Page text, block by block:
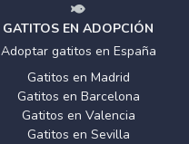
GATITOS EN ADOPCIÓN
Adoptar gatitos en España
Gatitos en Madrid
Gatitos en Barcelona
Gatitos en Valencia
Gatitos en Sevilla